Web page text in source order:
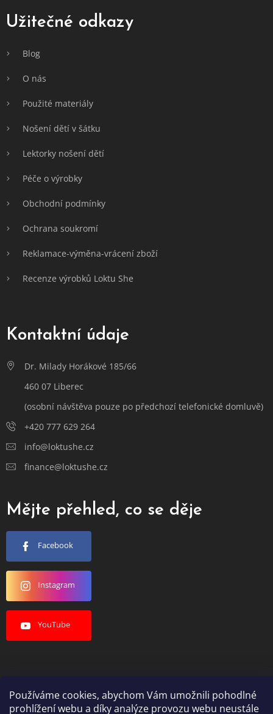
Používáme cookies, abychom Vám umožnili pohodlné
prohlížení webu a díky analýze provozu webu neustále
Užitečné odkazy
Blog
O nás
Použité materiály
Nošení dětí v šátku
Lektorky nošení dětí
Péče o výrobky
Obchodní podmínky
Ochrana soukromí
Reklamace-výměna-vrácení zboží
Recenze výrobků Loktu She
Kontaktní údaje
Dr. Milady Horákové 185/66
460 07 Liberec
(osobní návštěva pouze po předchozí telefonické domluvě)
+420 777 629 264
info@loktushe.cz
finance@loktushe.cz
Mějte přehled, co se děje
Facebook
Instagram
YouTube
Vytvořil Shoptet